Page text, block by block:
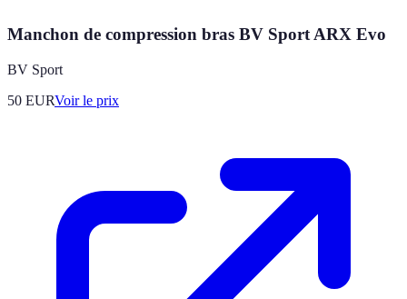
Manchon de compression bras BV Sport ARX Evo
BV Sport
50 EURVoir le prix